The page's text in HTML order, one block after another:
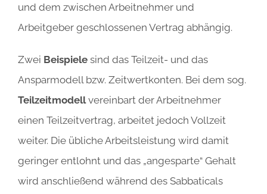
und dem zwischen Arbeitnehmer und
Arbeitgeber geschlossenen Vertrag abhängig.
Zwei Beispiele sind das Teilzeit- und das
Ansparmodell bzw. Zeitwertkonten. Bei dem sog.
Teilzeitmodellvereinbart der Arbeitnehmer
einen Teilzeitvertrag, arbeitet jedoch Vollzeit
weiter. Die übliche Arbeitsleistung wird damit
geringer entlohnt und das „angesparte“ Gehalt
wird anschließend während des Sabbaticals